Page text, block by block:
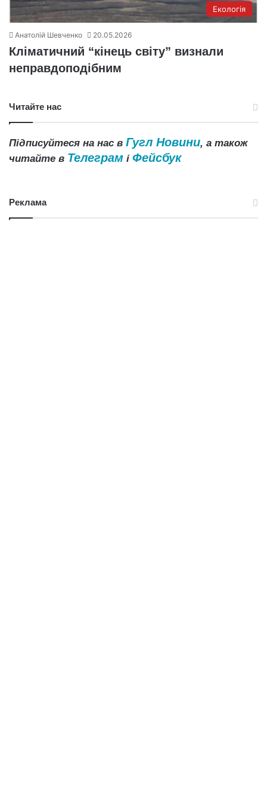
Екологія
Анатолій Шевченко 20.05.2026
Кліматичний “кінець світу” визнали
неправдоподібним
Читайте нас
Підписуйтеся на нас в Гугл Новини, а також
читайте в Телеграм і Фейсбук
Реклама